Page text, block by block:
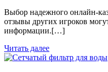
Выбор надежного онлайн-
отзывы других игроков
информации.[…]
Читать далее